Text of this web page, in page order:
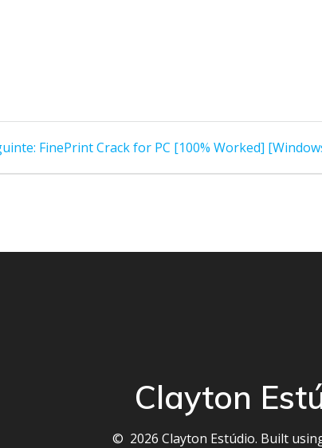
Post
FinePrint Crack for PC [100% Worked]
Clayton
© 2026 Clayton Estúdio. Built